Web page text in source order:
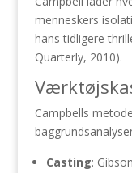
menneskers
hans tidligere
Quarterly, 2010).
Campbells
Casting: